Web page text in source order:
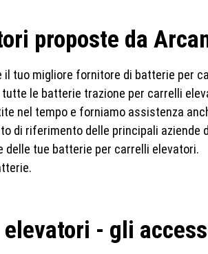
proposte da
tuo migliore fornitore di batterie per
le batterie trazione per carrelli
nel tempo e forniamo assistenza
di riferimento delle principali aziende
delle tue batterie per carrelli elevatori.
- gli